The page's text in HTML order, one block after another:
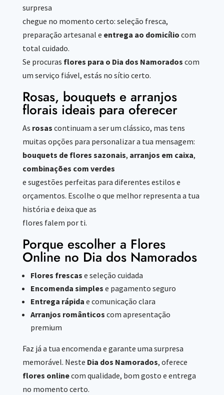
surpresa
chegue no momento certo: seleção fresca,
preparação artesanal e entrega ao domicílio com
total cuidado.
Se procuras flores para o Dia dos Namorados com
um serviço fiável, estás no sítio certo.
Rosas, bouquets e arranjos
florais ideais para oferecer
As rosas continuam a ser um clássico, mas tens
muitas opções para personalizar a tua mensagem:
bouquets de flores sazonais, arranjos em caixa,
combinações com verdes
e sugestões perfeitas para diferentes estilos e
orçamentos. Escolhe o que melhor representa a tua
história e deixa que as
flores falem por ti.
Porque escolher a Flores
Online no Dia dos Namorados
Flores frescas e seleção cuidada
Encomenda simples e pagamento seguro
Entrega rápida e comunicação clara
Arranjos românticos com apresentação
premium
Faz já a tua encomenda e garante uma surpresa
memorável. Neste Dia dos Namorados, oferece
flores onlinecom qualidade, bom gosto e entrega
no momento certo.